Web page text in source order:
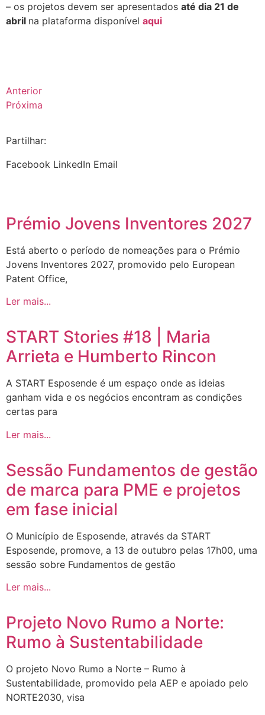
– os projetos devem ser apresentados até dia 21 de
abril na plataforma disponível aqui
Anterior
Próxima
Partilhar:
Facebook LinkedIn Email
Prémio Jovens Inventores 2027
Está aberto o período de nomeações para o Prémio
Jovens Inventores 2027, promovido pelo European
Patent Office,
Ler mais...
START Stories #18 | Maria
Arrieta e Humberto Rincon
A START Esposende é um espaço onde as ideias
ganham vida e os negócios encontram as condições
certas para
Ler mais...
Sessão Fundamentos de gestão
de marca para PME e projetos
em fase inicial
O Município de Esposende, através da START
Esposende, promove, a 13 de outubro pelas 17h00, uma
sessão sobre Fundamentos de gestão
Ler mais...
Projeto Novo Rumo a Norte:
Rumo à Sustentabilidade
O projeto Novo Rumo a Norte – Rumo à
Sustentabilidade, promovido pela AEP e apoiado pelo
NORTE2030, visa